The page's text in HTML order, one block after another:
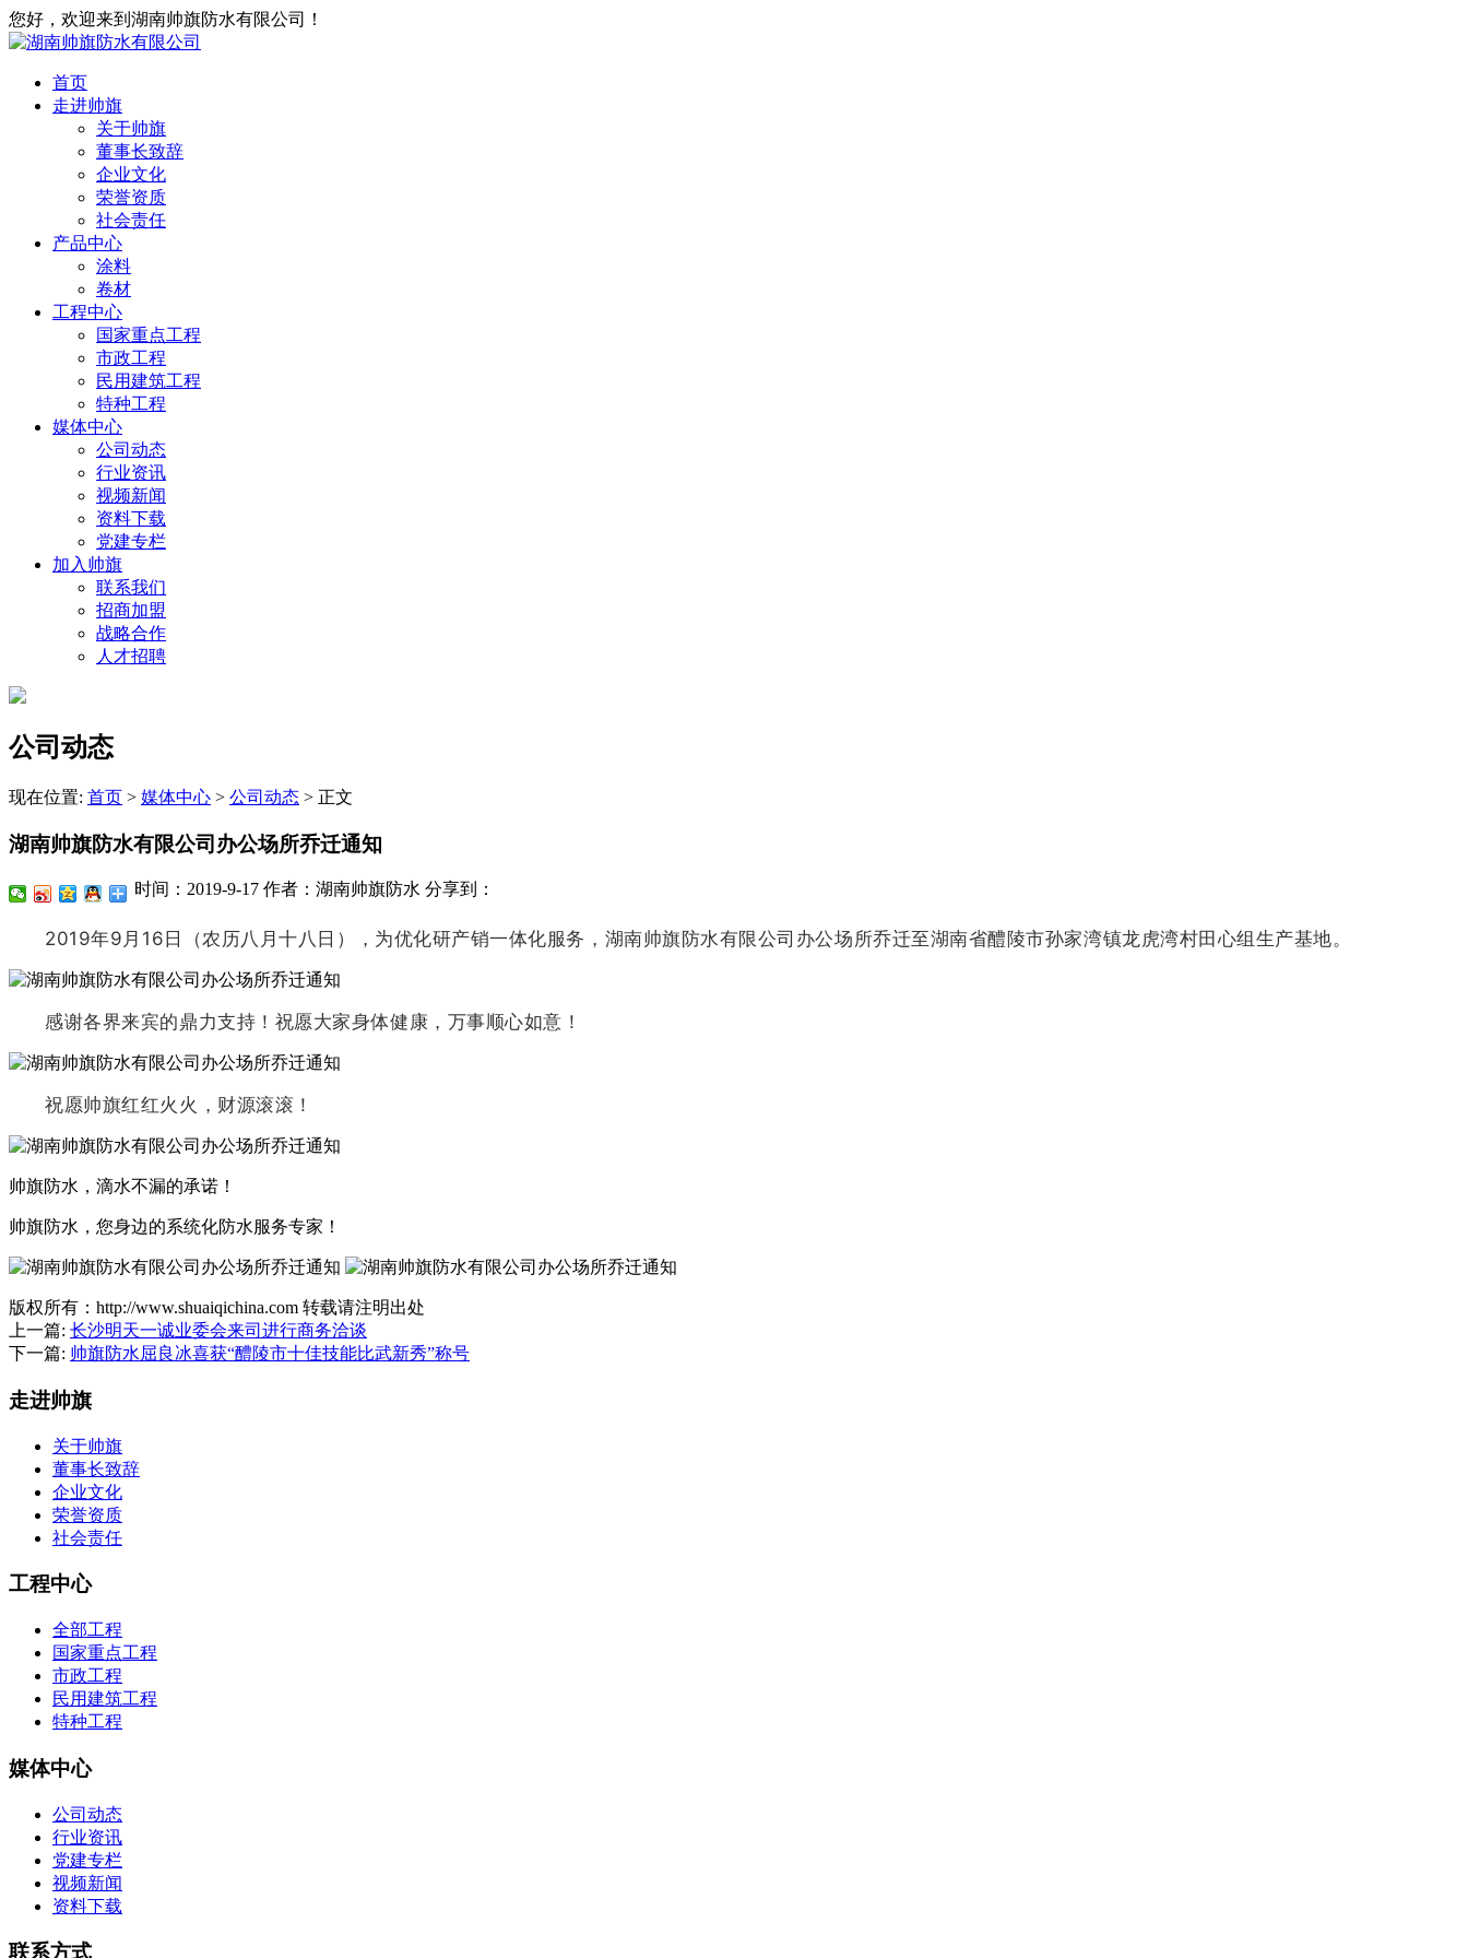
您好，欢迎来到湖南帅旗防水有限公司！
首页
走进帅旗
关于帅旗
董事长致辞
企业文化
荣誉资质
社会责任
产品中心
涂料
卷材
工程中心
国家重点工程
市政工程
民用建筑工程
特种工程
媒体中心
公司动态
行业资讯
视频新闻
资料下载
党建专栏
加入帅旗
联系我们
招商加盟
战略合作
人才招聘
公司动态
现在位置: 首页 > 媒体中心 > 公司动态 > 正文
湖南帅旗防水有限公司办公场所乔迁通知
时间：2019-9-17 作者：湖南帅旗防水 分享到：
2019年9月16日（农历八月十八日），为优化研产销一体化服务，湖南帅旗防水有限公司办公场所乔迁至湖南省醴陵市孙家湾镇龙虎湾村田心组生产基地。
感谢各界来宾的鼎力支持！祝愿大家身体健康，万事顺心如意！
祝愿帅旗红红火火，财源滚滚！
帅旗防水，滴水不漏的承诺！
帅旗防水，您身边的系统化防水服务专家！
版权所有：http://www.shuaiqichina.com 转载请注明出处
上一篇: 长沙明天一诚业委会来司进行商务洽谈
下一篇: 帅旗防水屈良冰喜获“醴陵市十佳技能比武新秀”称号
走进帅旗
关于帅旗
董事长致辞
企业文化
荣誉资质
社会责任
工程中心
全部工程
国家重点工程
市政工程
民用建筑工程
特种工程
媒体中心
公司动态
行业资讯
党建专栏
视频新闻
资料下载
联系方式